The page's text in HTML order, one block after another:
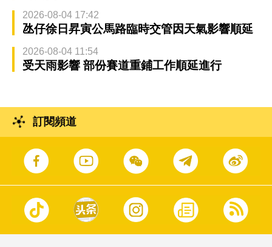
2026-08-04 17:42
氹仔徐日昇寅公馬路臨時交管因天氣影響順延
2026-08-04 11:54
受天雨影響 部份賽道重鋪工作順延進行
訂閱頻道